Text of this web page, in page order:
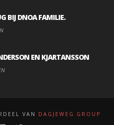
BIJ DNOA FAMILIE.
EN KJARTANSSON
VAN DAGJEWEG.GROUP